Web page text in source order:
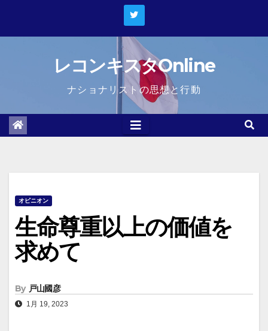
レコンキスタOnline
ナショナリストの思想と行動
オピニオン
生命尊重以上の価値を
求めて
By 戸山國彦
1月 19, 2023